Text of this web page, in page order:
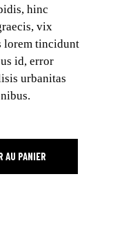
hinc
vix
lorem tincidunt
id, error
urbanitas
AU PANIER